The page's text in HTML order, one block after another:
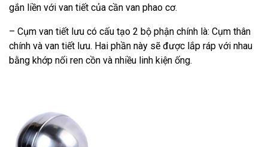
gắn liền với van tiết của cần van phao cơ.
– Cụm van tiết lưu có cấu tạo 2 bộ phận chính là: Cụm thân
chính và van tiết lưu. Hai phần này sẽ được lắp ráp với nhau
bằng khớp nối ren cồn và nhiều linh kiện ống.